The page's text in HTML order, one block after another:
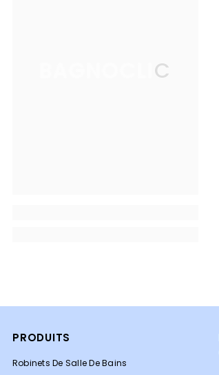
BAGNOCLIC
PRODUITS
Robinets De Salle De Bains